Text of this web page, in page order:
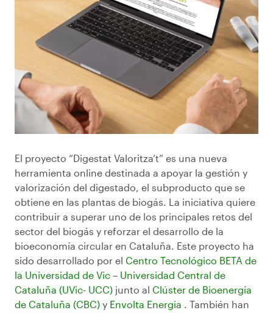
El proyecto “Digestat Valoritza’t” es una nueva
herramienta online destinada a apoyar la gestión y
valorización del digestado, el subproducto que se
obtiene en las plantas de biogás. La iniciativa quiere
contribuir a superar uno de los principales retos del
sector del biogás y reforzar el desarrollo de la
bioeconomía circular en Cataluña. Este proyecto ha
sido desarrollado por el Centro Tecnológico BETA de
la Universidad de Vic – Universidad Central de
Cataluña (UVic- UCC) junto al Clúster de Bioenergía
de Cataluña (CBC) y Envolta Energia . También han